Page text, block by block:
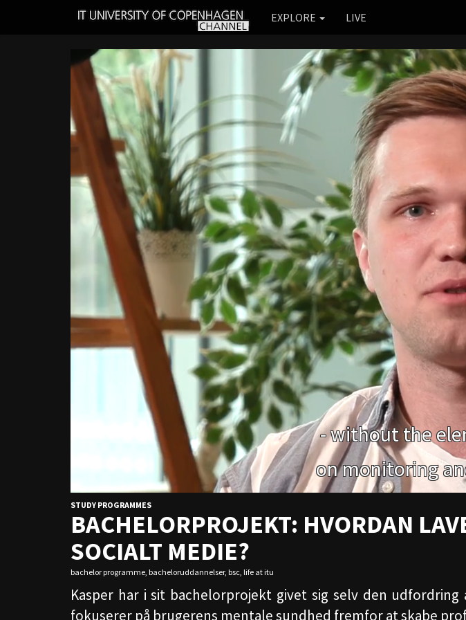
IT
COPENHAGEN
EXPLORE LIVE
STUDY PROGRAMMES
BACHELORPROJEKT: HVORDAN
SOCIALT MEDIE?
bachelor programme, bacheloruddannelser, bsc, life at itu
Kasper har i sit bachelorprojekt givet sig selv den
fokuserer på brugerens mentale sundhed fremfor at skabe